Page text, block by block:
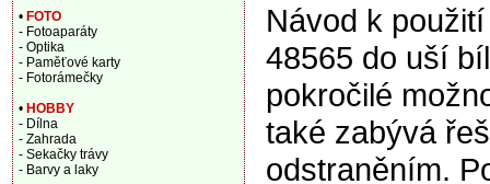
Návod k
48565 do uší
pokročilé
také zabývá
odstraněním.
• FOTO
- Fotoaparáty
- Optika
- Paměťové karty
- Fotorámečky
• HOBBY
- Dílna
- Zahrada
- Sekačky trávy
- Barvy a laky